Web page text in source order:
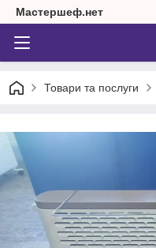
Мастершеф.нет
Товари та послуги